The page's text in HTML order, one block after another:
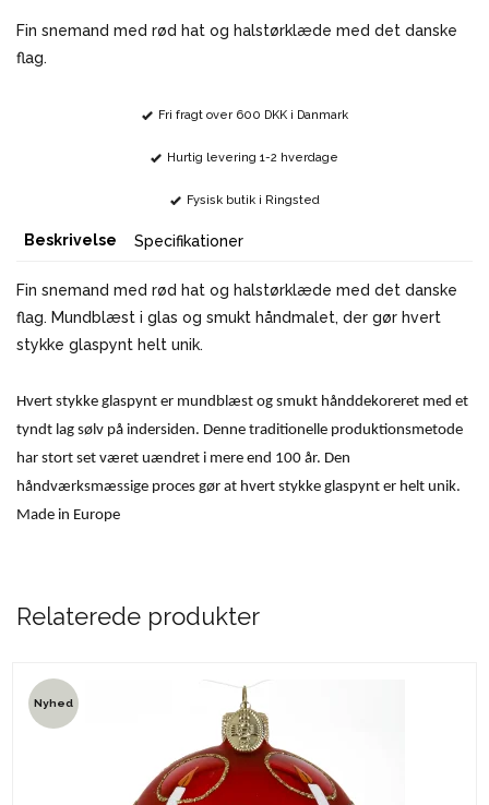
Fin snemand med rød hat og halstørklæde med det danske
flag.
Fri fragt over 600 DKK i Danmark
Hurtig levering 1-2 hverdage
Fysisk butik i Ringsted
Beskrivelse Specifikationer
Fin snemand med rød hat og halstørklæde med det danske
flag. Mundblæst i glas og smukt håndmalet, der gør hvert
stykke glaspynt helt unik.
Hvert stykke glaspynt er mundblæst og smukt hånddekoreret med et
tyndt lag sølv på indersiden. Denne traditionelle produktionsmetode
har stort set været uændret i mere end 100 år. Den
håndværksmæssige proces gør at hvert stykke glaspynt er helt unik.
Made in Europe
Relaterede produkter
Nyhed